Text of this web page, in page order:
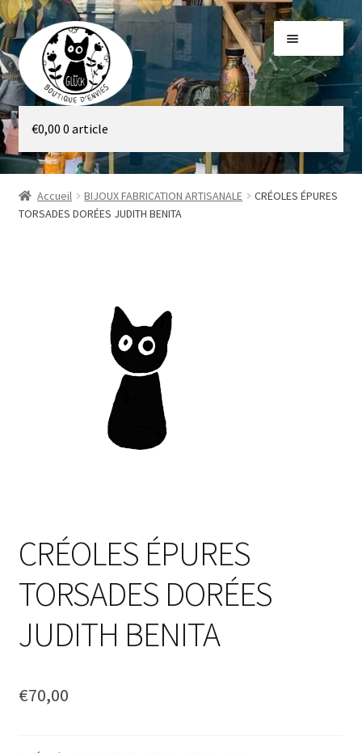
Aller
à
la
navigation
Aller
au
contenu
Galerie
Boutique
€0,00 0 article
Accueil BIJOUX FABRICATION ARTISANALE
CRÉOLES ÉPURES
TORSADES DORÉES JUDITH BENITA
CRÉOLES ÉPURES
TORSADES DORÉES
JUDITH BENITA
€70,00